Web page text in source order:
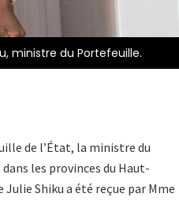
ministre du Portefeuille.
de l’État, la ministre du
les provinces du Haut-
Shiku a été reçue par Mme